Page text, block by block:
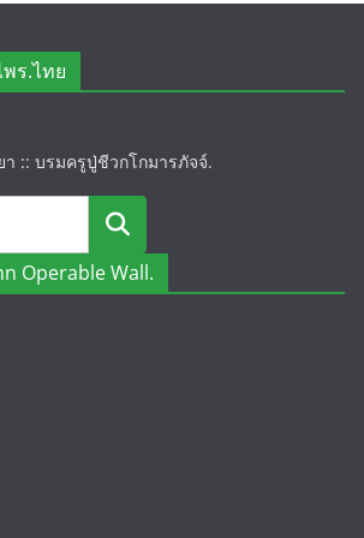
พร.ไทย
:: บรมครูปู่ชีวกโกมารภัจจ์.
ค้นหา
Operable Wall.